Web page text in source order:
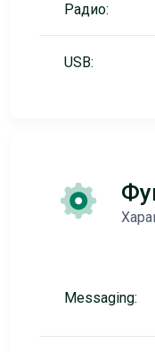
Радио:
USB:
Messaging: